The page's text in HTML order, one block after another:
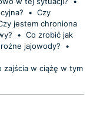
• Czy
jestem chroniona
• Co zrobić jak
jajowody?
•
zajścia w ciążę w tym